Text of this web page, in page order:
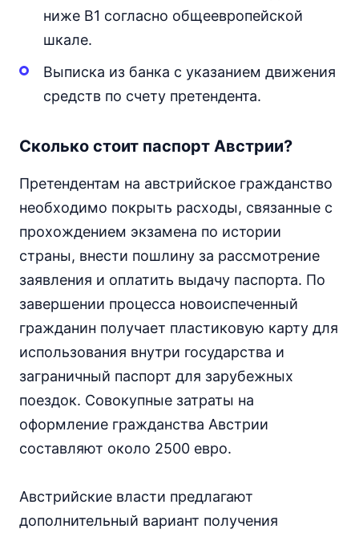
ниже В1 согласно общеевропейской
шкале.
Выписка из банка с указанием движения
средств по счету претендента.
Сколько стоит паспорт Австрии?
Претендентам на австрийское гражданство
необходимо покрыть расходы, связанные с
прохождением экзамена по истории
страны, внести пошлину за рассмотрение
заявления и оплатить выдачу паспорта. По
завершении процесса новоиспеченный
гражданин получает пластиковую карту для
использования внутри государства и
заграничный паспорт для зарубежных
поездок. Совокупные затраты на
оформление гражданства Австрии
составляют около 2500 евро.
Австрийские власти предлагают
дополнительный вариант получения